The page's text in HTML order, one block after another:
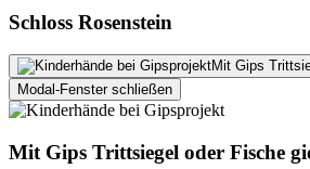
Schloss Rosenstein
Mit Gips
Modal-Fenster schließen
Mit Gips Trittsiegel oder Fische